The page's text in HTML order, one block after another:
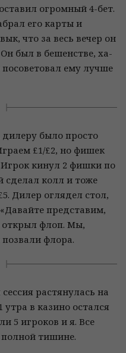
огромный 4-бет.
его карты и
что за весь вечер он
был в бешенстве, ха-
ему лучше
дилеру было просто
£1/£2, но фишек
Игрок кинул 2 фишки по
сделал колл и тоже
Дилер оглядел стол,
представим,
открыл флоп. Мы,
позвали флора.
растянулась на
утра в казино остался
5 игроков и я. Все
тишине.